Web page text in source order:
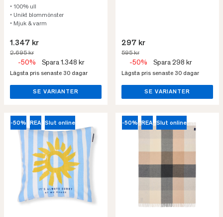
• 100% ull
• Unikt blommönster
• Mjuk & varm
1.347 kr
2.695 kr
-50% Spara 1.348 kr
Lägsta pris senaste 30 dagar
SE VARIANTER
297 kr
595 kr
-50% Spara 298 kr
Lägsta pris senaste 30 dagar
SE VARIANTER
-50% REA Slut online -50% REA Slut online